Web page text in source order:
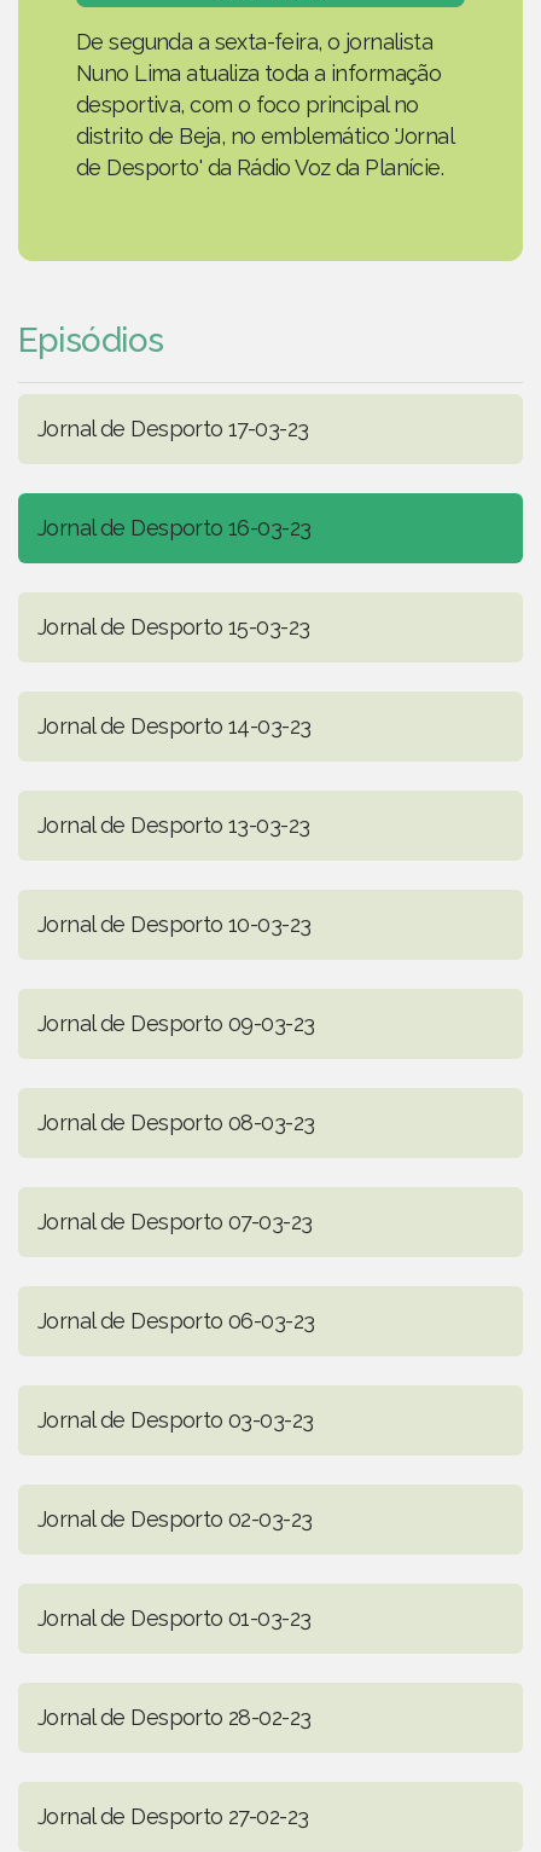
De segunda a sexta-feira, o jornalista
Nuno Lima atualiza toda a informação
desportiva, com o foco principal no
distrito de Beja, no emblemático 'Jornal
de Desporto' da Rádio Voz da Planície.
Episódios
Jornal de Desporto 17-03-23
Jornal de Desporto 16-03-23
Jornal de Desporto 15-03-23
Jornal de Desporto 14-03-23
Jornal de Desporto 13-03-23
Jornal de Desporto 10-03-23
Jornal de Desporto 09-03-23
Jornal de Desporto 08-03-23
Jornal de Desporto 07-03-23
Jornal de Desporto 06-03-23
Jornal de Desporto 03-03-23
Jornal de Desporto 02-03-23
Jornal de Desporto 01-03-23
Jornal de Desporto 28-02-23
Jornal de Desporto 27-02-23